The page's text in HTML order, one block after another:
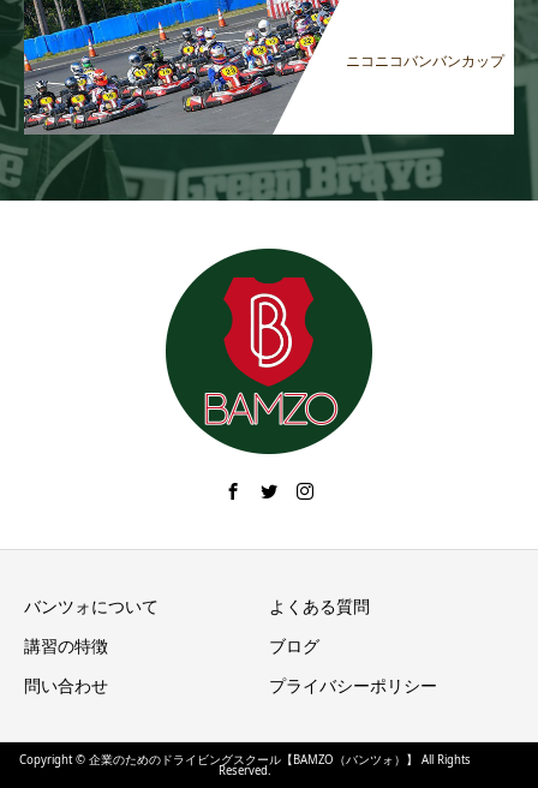
ニコニコバンバンカップ
バンツォについて
よくある質問
講習の特徴
ブログ
問い合わせ
プライバシーポリシー
Copyright © 企業のためのドライビングスクール【BAMZO（バンツォ）】 All Rights
Reserved.